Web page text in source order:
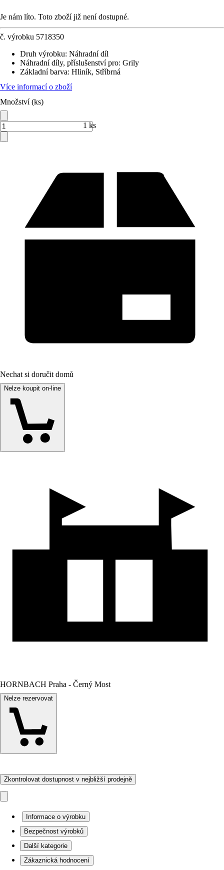
Je nám líto. Toto zboží již není dostupné.
č. výrobku 5718350
Druh výrobku: Náhradní díl
Náhradní díly, příslušenství pro: Grily
Základní barva: Hliník, Stříbrná
Více informací o zboží
Množství (ks)
1 ks
Nechat si doručit domů
Nelze koupit on-line
HORNBACH Praha - Černý Most
Nelze rezervovat
Zkontrolovat dostupnost v nejbližší prodejně
Informace o výrobku
Bezpečnost výrobků
Další kategorie
Zákaznická hodnocení